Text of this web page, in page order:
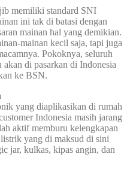
memiliki standard SNI
ini tak di batasi dengan
mainan hal yang demikian.
mainan kecil saja, tapi juga
Pokoknya, seluruh
di pasarkan di Indonesia
ke BSN.
yang diaplikasikan di rumah
Indonesia masih jarang
aktif memburu kelengkapan
yang di maksud di sini
jar, kulkas, kipas angin, dan